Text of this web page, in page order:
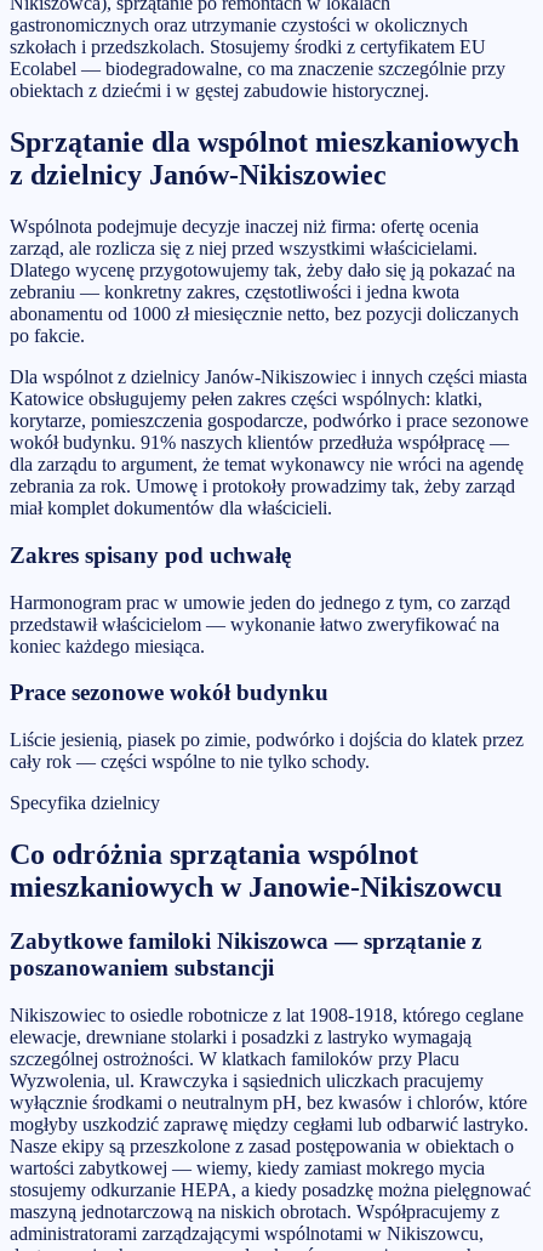
gastronomicznych oraz utrzymanie czystości w okolicznych
szkołach i przedszkolach. Stosujemy środki z certyfikatem EU
Ecolabel — biodegradowalne, co ma znaczenie szczególnie przy
obiektach z dziećmi i w gęstej zabudowie historycznej.
Sprzątanie dla wspólnot mieszkaniowych
z dzielnicy Janów-Nikiszowiec
Wspólnota podejmuje decyzje inaczej niż firma: ofertę ocenia
zarząd, ale rozlicza się z niej przed wszystkimi właścicielami.
Dlatego wycenę przygotowujemy tak, żeby dało się ją pokazać na
zebraniu — konkretny zakres, częstotliwości i jedna kwota
abonamentu od 1000 zł miesięcznie netto, bez pozycji doliczanych
po fakcie.
Dla wspólnot z dzielnicy Janów-Nikiszowiec i innych części miasta
Katowice obsługujemy pełen zakres części wspólnych: klatki,
korytarze, pomieszczenia gospodarcze, podwórko i prace sezonowe
wokół budynku. 91% naszych klientów przedłuża współpracę —
dla zarządu to argument, że temat wykonawcy nie wróci na agendę
zebrania za rok. Umowę i protokoły prowadzimy tak, żeby zarząd
miał komplet dokumentów dla właścicieli.
Zakres spisany pod uchwałę
Harmonogram prac w umowie jeden do jednego z tym, co zarząd
przedstawił właścicielom — wykonanie łatwo zweryfikować na
koniec każdego miesiąca.
Prace sezonowe wokół budynku
Liście jesienią, piasek po zimie, podwórko i dojścia do klatek przez
cały rok — części wspólne to nie tylko schody.
Specyfika dzielnicy
Co odróżnia sprzątania wspólnot
mieszkaniowych w Janowie-Nikiszowcu
Zabytkowe familoki Nikiszowca — sprzątanie z
poszanowaniem substancji
Nikiszowiec to osiedle robotnicze z lat 1908-1918, którego ceglane
elewacje, drewniane stolarki i posadzki z lastryko wymagają
szczególnej ostrożności. W klatkach familoków przy Placu
Wyzwolenia, ul. Krawczyka i sąsiednich uliczkach pracujemy
wyłącznie środkami o neutralnym pH, bez kwasów i chlorów, które
mogłyby uszkodzić zaprawę między cegłami lub odbarwić lastryko.
Nasze ekipy są przeszkolone z zasad postępowania w obiektach o
wartości zabytkowej — wiemy, kiedy zamiast mokrego mycia
stosujemy odkurzanie HEPA, a kiedy posadzkę można pielęgnować
maszyną jednotarczową na niskich obrotach. Współpracujemy z
administratorami zarządzającymi wspólnotami w Nikiszowcu,